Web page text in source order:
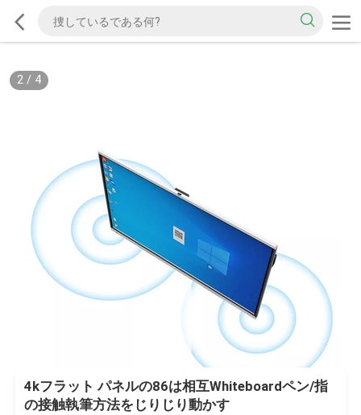
2/ 4
4kフラット パネルの86は相互Whiteboardペン/指
の接触執筆方法をじりじり動かす